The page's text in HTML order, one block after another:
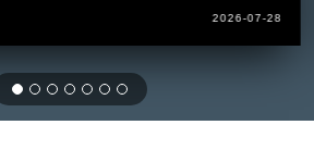
2026-07-28